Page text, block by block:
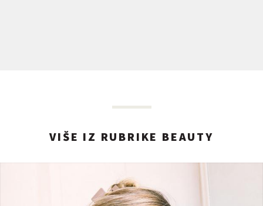
VIŠE IZ RUBRIKE BEAUTY